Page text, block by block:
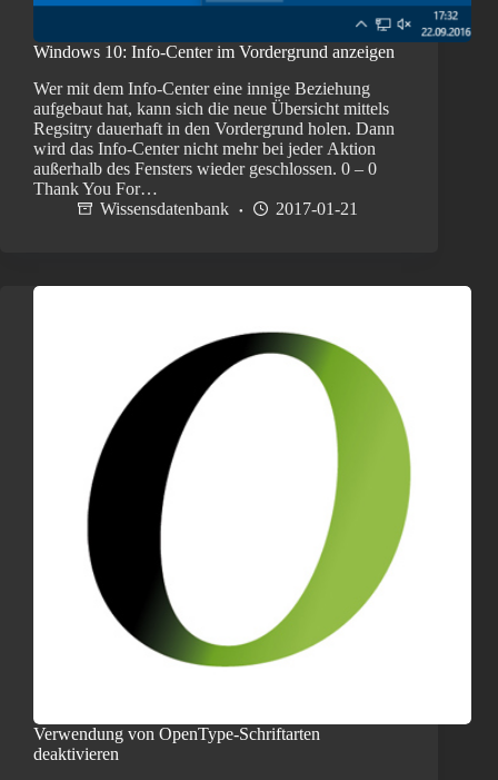
Windows 10: Info-Center im Vordergrund anzeigen
Wer mit dem Info-Center eine innige Beziehung
aufgebaut hat, kann sich die neue Übersicht mittels
Regsitry dauerhaft in den Vordergrund holen. Dann
wird das Info-Center nicht mehr bei jeder Aktion
außerhalb des Fensters wieder geschlossen. 0 – 0
Thank You For…
Wissensdatenbank
2017-01-21
Verwendung von OpenType-Schriftarten
deaktivieren